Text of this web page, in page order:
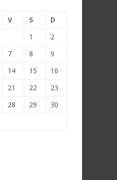
V S
D
1
2
7 8
9
14 15
16
21 22
23
28 29
30